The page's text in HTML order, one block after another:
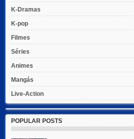
K-Dramas
K-pop
Filmes
Séries
Animes
Mangás
Live-Action
POPULAR POSTS